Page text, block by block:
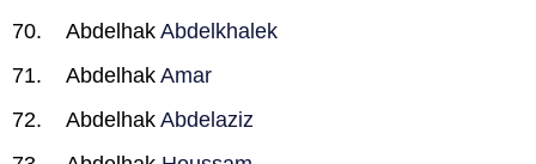
Abdelhak Abdelkhalek
Abdelhak Amar
Abdelhak Abdelaziz